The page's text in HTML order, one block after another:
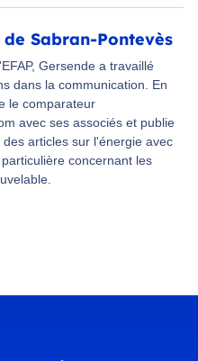
de Sabran-Pontevès
Gersende a travaillé
dans la communication. En
le comparateur
avec ses associés et publie
articles sur l'énergie avec
concernant les